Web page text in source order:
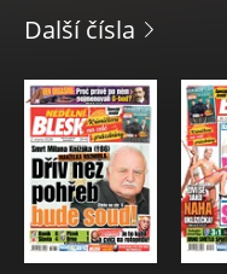
Další čísla